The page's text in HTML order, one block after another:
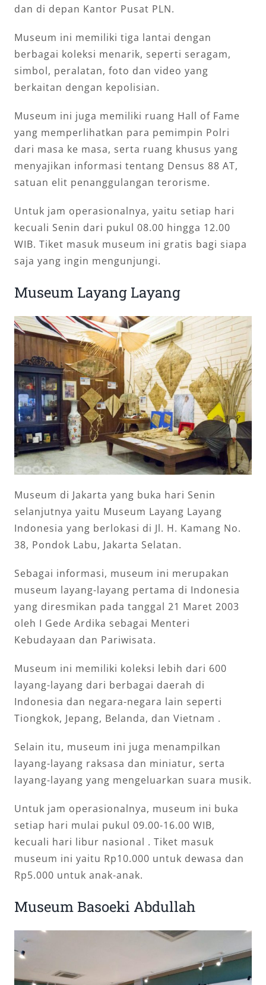
dan di depan Kantor Pusat PLN.
Museum ini memiliki tiga lantai dengan
berbagai koleksi menarik, seperti seragam,
simbol, peralatan, foto dan video yang
berkaitan dengan kepolisian.
Museum ini juga memiliki ruang Hall of Fame
yang memperlihatkan para pemimpin Polri
dari masa ke masa, serta ruang khusus yang
menyajikan informasi tentang Densus 88 AT,
satuan elit penanggulangan terorisme.
Untuk jam operasionalnya, yaitu setiap hari
kecuali Senin dari pukul 08.00 hingga 12.00
WIB. Tiket masuk museum ini gratis bagi siapa
saja yang ingin mengunjungi.
Museum Layang Layang
Museum di Jakarta yang buka hari Senin
selanjutnya yaitu Museum Layang Layang
Indonesia yang berlokasi di Jl. H. Kamang No.
38, Pondok Labu, Jakarta Selatan.
Sebagai informasi, museum ini merupakan
museum layang-layang pertama di Indonesia
yang diresmikan pada tanggal 21 Maret 2003
oleh I Gede Ardika sebagai Menteri
Kebudayaan dan Pariwisata.
Museum ini memiliki koleksi lebih dari 600
layang-layang dari berbagai daerah di
Indonesia dan negara-negara lain seperti
Tiongkok, Jepang, Belanda, dan Vietnam .
Selain itu, museum ini juga menampilkan
layang-layang raksasa dan miniatur, serta
layang-layang yang mengeluarkan suara musik.
Untuk jam operasionalnya, museum ini buka
setiap hari mulai pukul 09.00-16.00 WIB,
kecuali hari libur nasional . Tiket masuk
museum ini yaitu Rp10.000 untuk dewasa dan
Rp5.000 untuk anak-anak.
Museum Basoeki Abdullah